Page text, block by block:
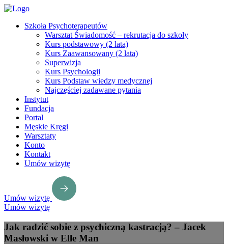
Szkoła Psychoterapeutów
Warsztat Świadomość – rekrutacja do szkoły
Kurs podstawowy (2 lata)
Kurs Zaawansowany (2 lata)
Superwizja
Kurs Psychologii
Kurs Podstaw wiedzy medycznej
Najczęściej zadawane pytania
Instytut
Fundacja
Portal
Męskie Kręgi
Warsztaty
Konto
Kontakt
Umów wizytę
Umów wizytę
Umów wizytę
Jak radzić sobie z psychiczną kastracją? – Jacek
Masłowski w Elle Man